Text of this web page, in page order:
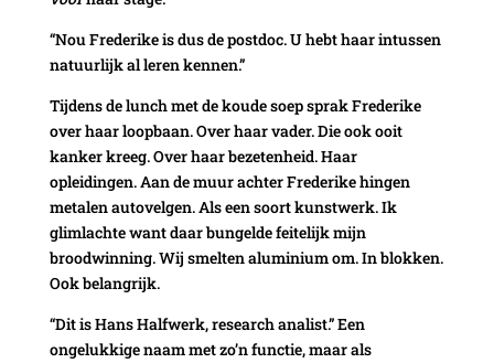
“Nou Frederike is dus de postdoc. U hebt haar intussen
natuurlijk al leren kennen.”
Tijdens de lunch met de koude soep sprak Frederike
over haar loopbaan. Over haar vader. Die ook ooit
kanker kreeg. Over haar bezetenheid. Haar
opleidingen. Aan de muur achter Frederike hingen
metalen autovelgen. Als een soort kunstwerk. Ik
glimlachte want daar bungelde feitelijk mijn
broodwinning. Wij smelten aluminium om. In blokken.
Ook belangrijk.
“Dit is Hans Halfwerk, research analist.” Een
ongelukkige naam met zo’n functie, maar als